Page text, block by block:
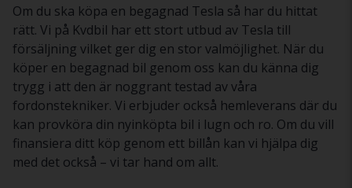
Om du ska köpa en begagnad Tesla så har du hittat
rätt. Vi på Kvdbil har ett stort utbud av Tesla till
försäljning vilket ger dig en stor valmöjlighet. När du
köper en begagnad bil genom oss kan du känna dig
trygg i att den är noggrant testad av våra
fordonstekniker. Vi erbjuder också hemleverans där du
kan provköra din nyinköpta bil i lugn och ro. Om du vill
finansiera ditt köp genom ett billån kan vi hjälpa dig
med det också – vi tar hand om allt.